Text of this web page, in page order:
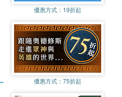
優惠方式： 19折起
優惠方式： 75折起